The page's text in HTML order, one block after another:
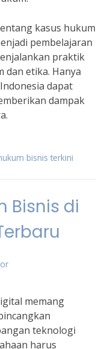
kasus hukum
pembelajaran
praktik
dan etika. Hanya
dapat
dampak
bisnis terkini
Bisnis di
memang
teknologi
harus